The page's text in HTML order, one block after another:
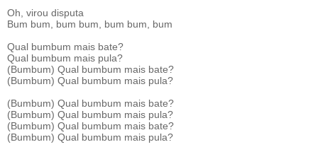
Oh, virou disputa
Bum bum, bum bum, bum bum, bum
Qual bumbum mais bate?
Qual bumbum mais pula?
(Bumbum) Qual bumbum mais bate?
(Bumbum) Qual bumbum mais pula?
(Bumbum) Qual bumbum mais bate?
(Bumbum) Qual bumbum mais pula?
(Bumbum) Qual bumbum mais bate?
(Bumbum) Qual bumbum mais pula?